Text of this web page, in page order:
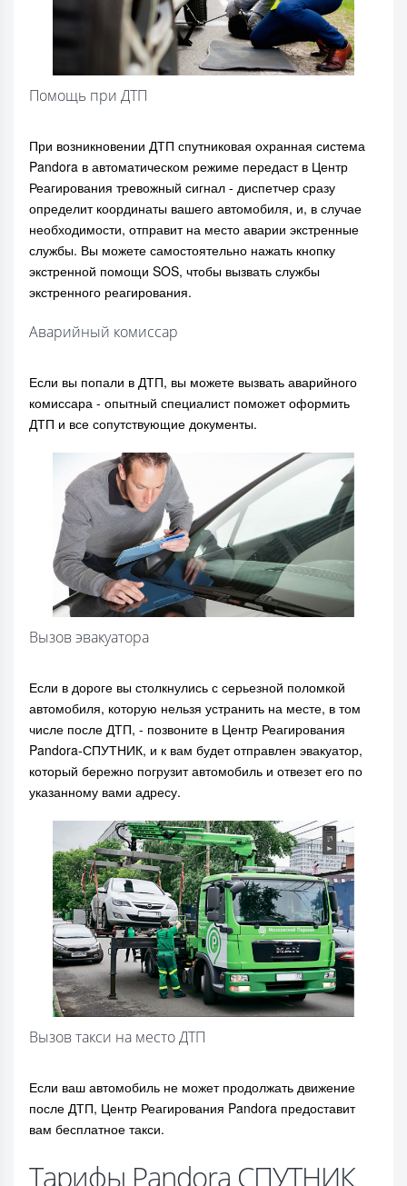
Помощь при ДТП
При возникновении ДТП спутниковая охранная система
Pandora в автоматическом режиме передаст в Центр
Реагирования тревожный сигнал - диспетчер сразу
определит координаты вашего автомобиля, и, в случае
необходимости, отправит на место аварии экстренные
службы. Вы можете самостоятельно нажать кнопку
экстренной помощи SOS, чтобы вызвать службы
экстренного реагирования.
Аварийный комиссар
Если вы попали в ДТП, вы можете вызвать аварийного
комиссара - опытный специалист поможет оформить
ДТП и все сопутствующие документы.
Вызов эвакуатора
Если в дороге вы столкнулись с серьезной поломкой
автомобиля, которую нельзя устранить на месте, в том
числе после ДТП, - позвоните в Центр Реагирования
Pandora-СПУТНИК, и к вам будет отправлен эвакуатор,
который бережно погрузит автомобиль и отвезет его по
указанному вами адресу.
Вызов такси на место ДТП
Если ваш автомобиль не может продолжать движение
после ДТП, Центр Реагирования Pandora предоставит
вам бесплатное такси.
Тарифы Pandora СПУТНИК